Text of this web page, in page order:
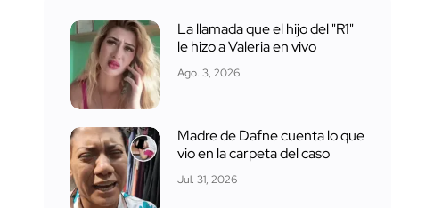
La llamada que el hijo del "R1"
le hizo a Valeria en vivo
Ago. 3, 2026
Madre de Dafne cuenta lo que
vio en la carpeta del caso
Jul. 31, 2026